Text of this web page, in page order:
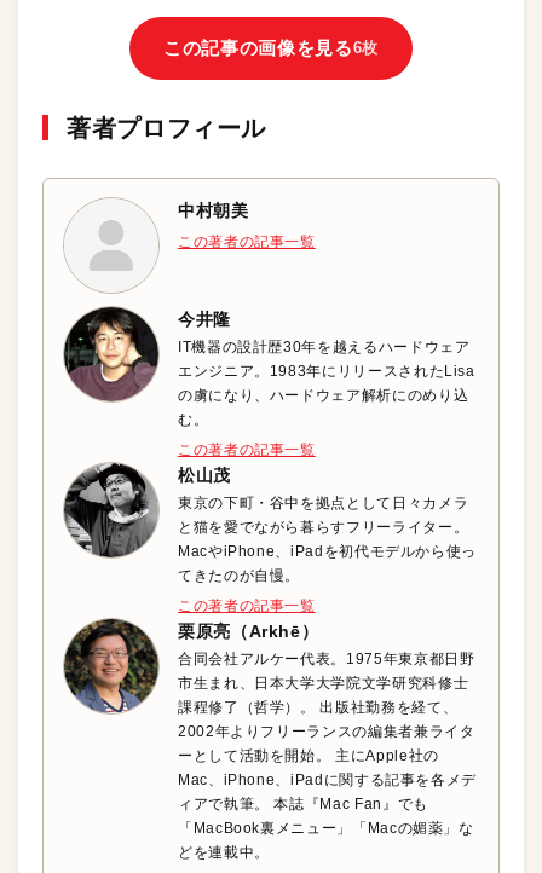
この記事の画像を見る6枚
著者プロフィール
中村朝美
この著者の記事一覧
今井隆
IT機器の設計歴30年を越えるハードウェア
エンジニア。1983年にリリースされたLisa
の虜になり、ハードウェア解析にのめり込
む。
この著者の記事一覧
松山茂
東京の下町・谷中を拠点として日々カメラ
と猫を愛でながら暮らすフリーライター。
MacやiPhone、iPadを初代モデルから使っ
てきたのが自慢。
この著者の記事一覧
栗原亮（Arkhē）
合同会社アルケー代表。1975年東京都日野
市生まれ、日本大学大学院文学研究科修士
課程修了（哲学）。 出版社勤務を経て、
2002年よりフリーランスの編集者兼ライタ
ーとして活動を開始。 主にApple社の
Mac、iPhone、iPadに関する記事を各メデ
ィアで執筆。 本誌『Mac Fan』でも
「MacBook裏メニュー」「Macの媚薬」な
どを連載中。